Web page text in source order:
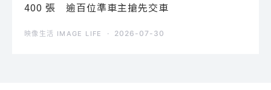
400 張 逾百位準車主搶先交車
映像生活 IMAGE LIFE 2026-07-30